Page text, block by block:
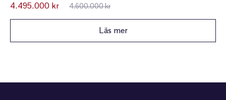
4.495.000 kr 4.600.000 kr
Läs mer